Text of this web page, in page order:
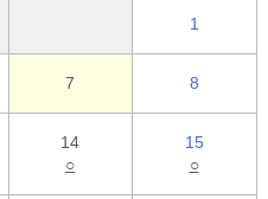
1
7 8
14
○
15
○